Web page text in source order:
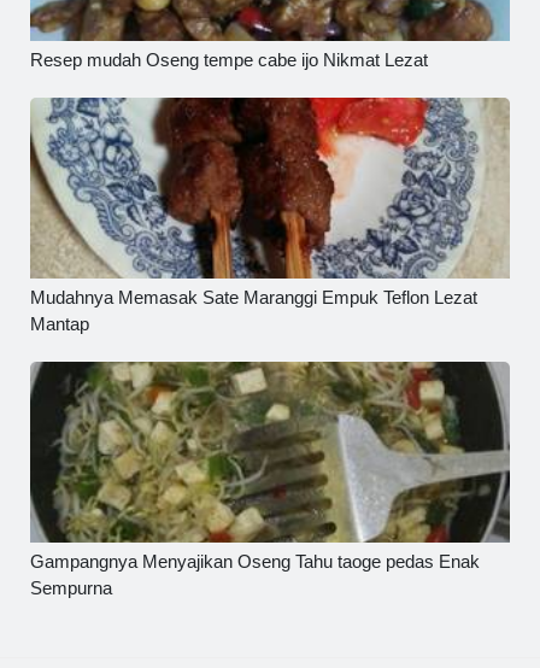
Resep mudah Oseng tempe cabe ijo Nikmat Lezat
Mudahnya Memasak Sate Maranggi Empuk Teflon Lezat
Mantap
Gampangnya Menyajikan Oseng Tahu taoge pedas Enak
Sempurna